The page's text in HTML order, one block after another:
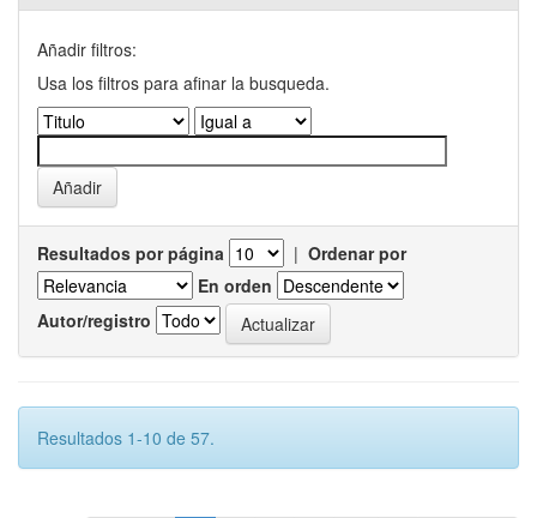
Añadir filtros:
Usa los filtros para afinar la busqueda.
Resultados por página | Ordenar por
En orden
Autor/registro
Resultados 1-10 de 57.